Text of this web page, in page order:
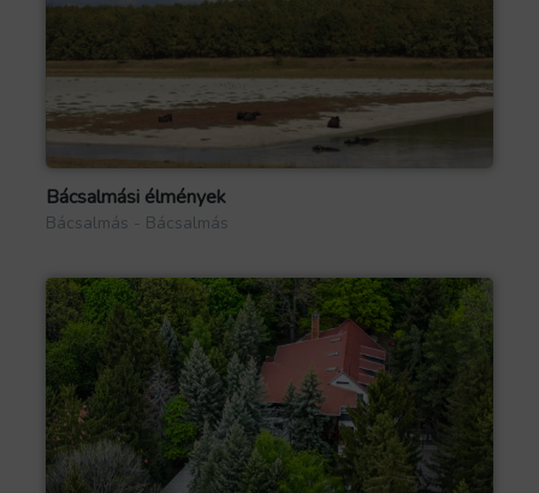
Bácsalmási élmények
Bácsalmás - Bácsalmás